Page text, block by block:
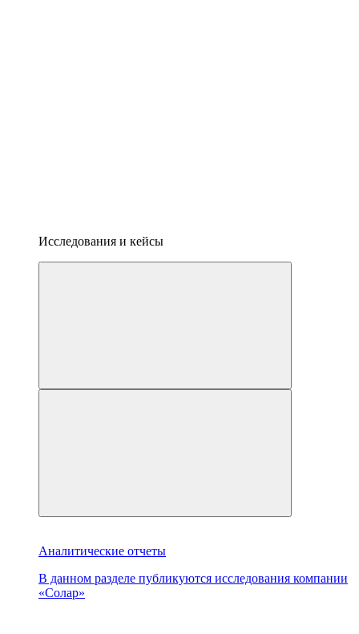
Исследования и кейсы
Аналитические отчеты
В данном разделе публикуются исследования компании
«Солар»